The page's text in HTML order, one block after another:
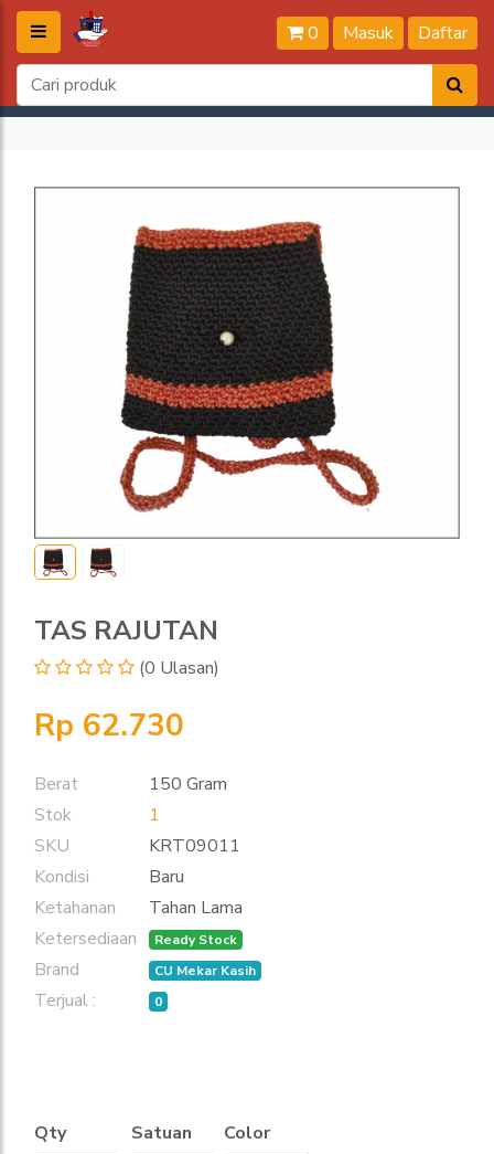
0 Masuk Daftar
TAS RAJUTAN
(0 Ulasan)
Rp 62.730
Berat
150 Gram
Stok
1
SKU
KRT09011
Kondisi
Baru
Ketahanan
Tahan Lama
Ketersediaan
Ready Stock
Brand CU Mekar Kasih
Terjual : 0
Qty Satuan Color